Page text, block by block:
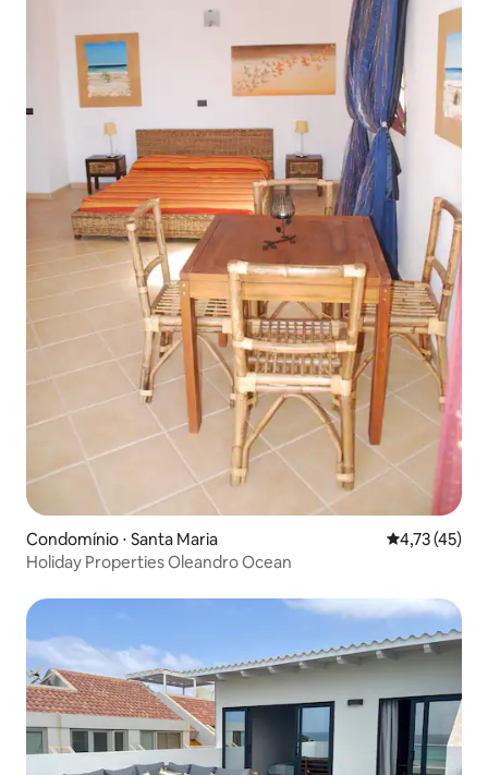
Condomínio ⋅ Santa Maria 4,73 de uma
4,73 (45)
Holiday Properties Oleandro Ocean